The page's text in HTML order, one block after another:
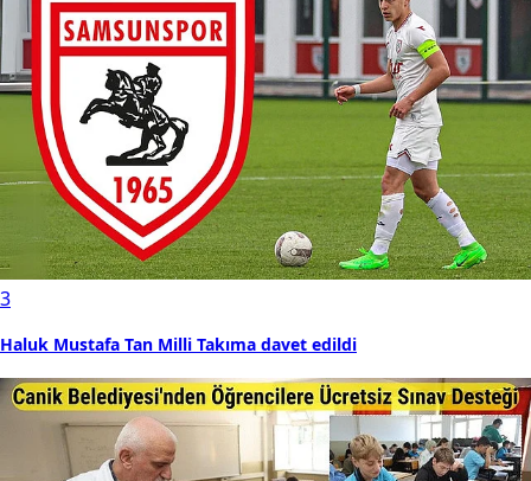
3
Haluk Mustafa Tan Milli Takıma davet edildi